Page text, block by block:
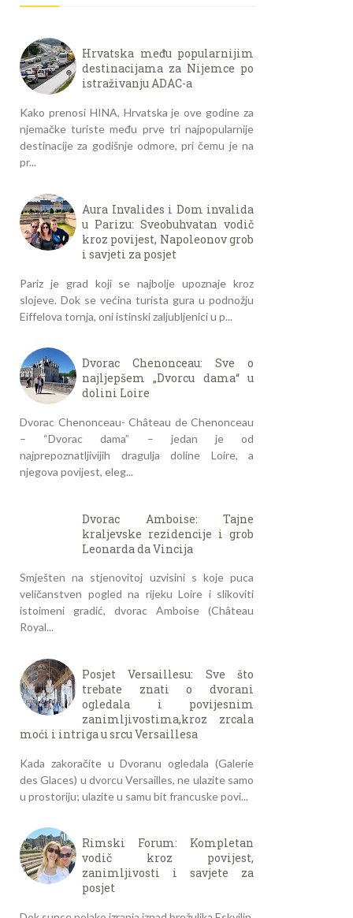
Hrvatska među popularnijim
destinacijama za Nijemce po
istraživanju ADAC-a
Kako prenosi HINA, Hrvatska je ove godine za
njemačke turiste među prve tri najpopularnije
destinacije za godišnje odmore, pri čemu je na
pr...
Aura Invalides i Dom invalida
u Parizu: Sveobuhvatan vodič
kroz povijest, Napoleonov grob
i savjeti za posjet
Pariz je grad koji se najbolje upoznaje kroz
slojeve. Dok se većina turista gura u podnožju
Eiffelova tornja, oni istinski zaljubljenici u p...
Dvorac Chenonceau: Sve o
najljepšem „Dvorcu dama“ u
dolini Loire
Dvorac Chenonceau- Château de Chenonceau
– “Dvorac dama” – jedan je od
najprepoznatljivijih dragulja doline Loire, a
njegova povijest, eleg...
Dvorac Amboise: Tajne
kraljevske rezidencije i grob
Leonarda da Vincija
Smješten na stjenovitoj uzvisini s koje puca
veličanstven pogled na rijeku Loire i slikoviti
istoimeni gradić, dvorac Amboise (Château
Royal...
Posjet Versaillesu: Sve što
trebate znati o dvorani
ogledala i povijesnim
zanimljivostima,kroz zrcala
moći i intriga u srcu Versaillesa
Kada zakoračite u Dvoranu ogledala (Galerie
des Glaces) u dvorcu Versailles, ne ulazite samo
u prostoriju; ulazite u samu bit francuske povi...
Rimski Forum: Kompletan
vodič kroz povijest,
zanimljivosti i savjete za
posjet